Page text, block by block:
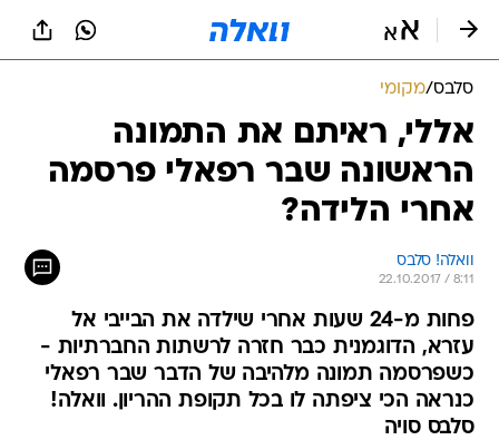
סלבס/מקומי
אללי, ראיתם את התמונה
הראשונה שבר רפאלי פרסמה
אחרי הלידה?
וואלה! סלבס
22.10.2017 / 8:11
פחות מ-24 שעות אחרי שילדה את הבייבי אל
עזרא, הדוגמנית כבר חזרה לרשתות החברתיות -
כשפרסמה תמונה מלהיבה של הדבר שבר רפאלי
כנראה הכי ציפתה לו בכל תקופת ההריון. וואלה!
סלבס סויה